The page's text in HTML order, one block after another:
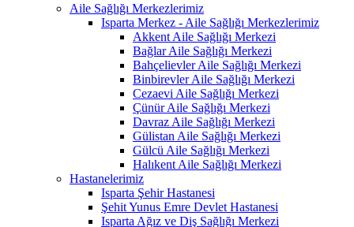
Aile Sağlığı Merkezlerimiz
Isparta Merkez - Aile Sağlığı Merkezlerimiz
Akkent Aile Sağlığı Merkezi
Bağlar Aile Sağlığı Merkezi
Bahçelievler Aile Sağlığı Merkezi
Binbirevler Aile Sağlığı Merkezi
Cezaevi Aile Sağlığı Merkezi
Çünür Aile Sağlığı Merkezi
Davraz Aile Sağlığı Merkezi
Gülistan Aile Sağlığı Merkezi
Gülcü Aile Sağlığı Merkezi
Halıkent Aile Sağlığı Merkezi
Hastanelerimiz
Isparta Şehir Hastanesi
Şehit Yunus Emre Devlet Hastanesi
Isparta Ağız ve Diş Sağlığı Merkezi